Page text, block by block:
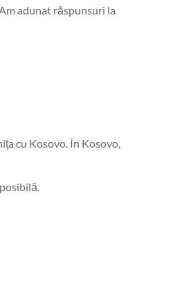
adunat răspunsuri la
cu Kosovo. În Kosovo,